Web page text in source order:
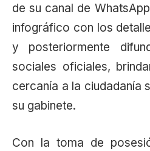
de su canal de
infográfico con los
y posteriormente
sociales oficiales,
cercanía a la ciudadanía
su gabinete.
Con la toma de